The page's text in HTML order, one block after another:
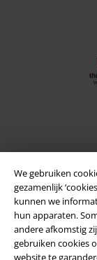
We gebruiken
gezamenlijk
kunnen we
hun apparaten.
andere afkomstig
gebruiken cookies
website te
Legal